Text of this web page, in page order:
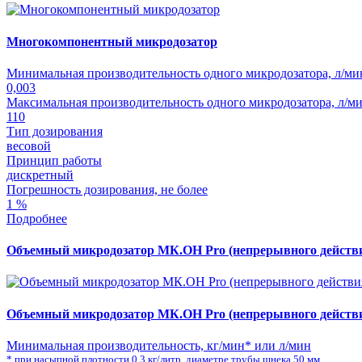
Многокомпонентный микродозатор
Минимальная производительность одного микродозатора, л/
0,003
Максимальная производительность одного микродозатора, л/
110
Тип дозирования
весовой
Принцип работы
дискретный
Погрешность дозирования, не более
1 %
Подробнее
Объемный микродозатор МК.ОН Pro (непрерывного
Объемный микродозатор МК.ОН Pro (непрерывного
Минимальная производительность, кг/мин* или л/мин
* при насыпной плотности 0,3 кг/литр, диаметре трубы шнека 50 мм